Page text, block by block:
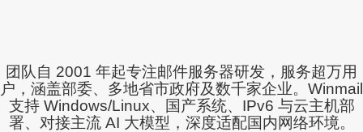
团队自 2001 年起专注邮件服务器研发，服务超万用
户，涵盖部委、多地省市政府及数千家企业。Winmail
支持 Windows/Linux、国产系统、IPv6 与云主机部
署、对接主流 AI 大模型，深度适配国内网络环境。